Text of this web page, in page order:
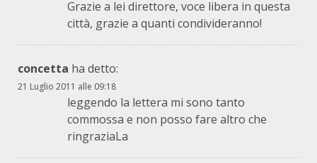
Grazie a lei direttore, voce libera in questa
città, grazie a quanti condivideranno!
concetta ha detto:
21 Luglio 2011 alle 09:18
leggendo la lettera mi sono tanto
commossa e non posso fare altro che
ringraziaLa